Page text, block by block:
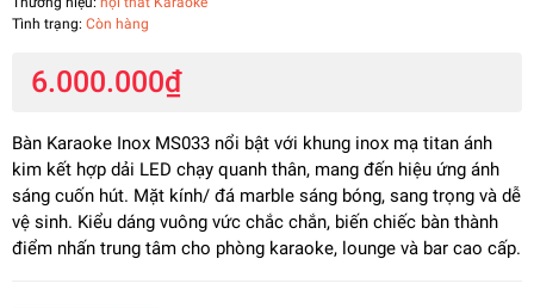
Tình trạng: Còn hàng
6.000.000₫
Bàn Karaoke Inox MS033 nổi bật với khung inox mạ titan ánh
kim kết hợp dải LED chạy quanh thân, mang đến hiệu ứng ánh
sáng cuốn hút. Mặt kính/ đá marble sáng bóng, sang trọng và dễ
vệ sinh. Kiểu dáng vuông vức chắc chắn, biến chiếc bàn thành
điểm nhấn trung tâm cho phòng karaoke, lounge và bar cao cấp.